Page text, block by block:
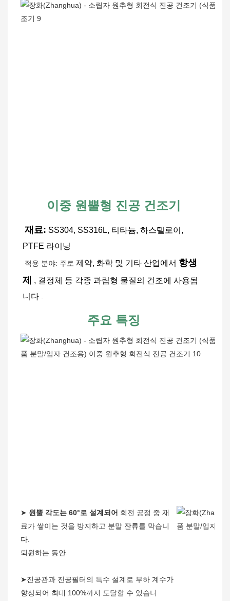
이중 원뿔형 진공 건조기
재료: SS304, SS316L, 티타늄, 하스텔로이,
PTFE 라이닝
적용 분야: 주로 제약, 화학 및 기타 산업에서 항생
제
, 결정체 등 각종 과립형 물질의 건조에 사용됩
니다 .
주요 특징
➤ 원뿔 각도는 60°로 설계되어 회전 공정 중 재
료가 쌓이는 것을 방지하고 분말 잔류를 막습니
다.
퇴원하는 동안.
➤진공관과 진공필터의 특수 설계로 부하 계수가
향상되어 최대 100%까지 도달할 수 있습니